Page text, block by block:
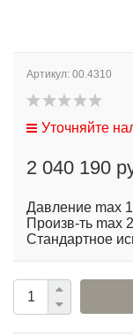
Артикул: 00.4310
Уточняйте
2 040 190
Давление max
Произв-ть max
Стандартное